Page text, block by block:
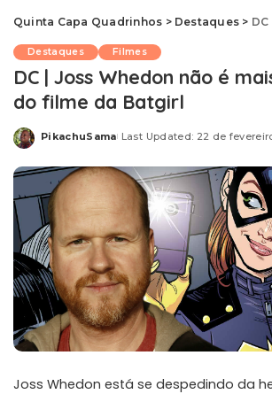
Quinta Capa Quadrinhos > Destaques > DC |
Destaques Filmes
DC | Joss Whedon não é
do filme da Batgirl
Posted
PikachuSama Last Updated: 22 de
Joss Whedon está se despedindo da